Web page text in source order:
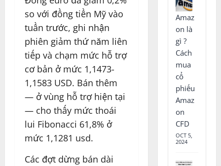
so với đồng tiền Mỹ vào
tuần trước, ghi nhận
phiên giảm thứ năm liên
tiếp và chạm mức hỗ trợ
cơ bản ở mức 1,1473-
1,1583 USD. Bán thêm
— ở vùng hỗ trợ hiện tại
— cho thấy mức thoái
lui Fibonacci 61,8% ở
mức 1,1281 usd.
Các đợt dừng bán dài
Amaz
on là
gì ?
Cách
mua
cổ
phiếu
Amaz
on
CFD
OCT 5,
2024